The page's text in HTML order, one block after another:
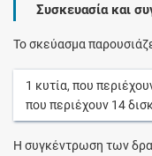
Συσκευασία και
Το σκεύασμα
1 κυτία, που
που περιέχουν 14
Η συγκέντρωση των